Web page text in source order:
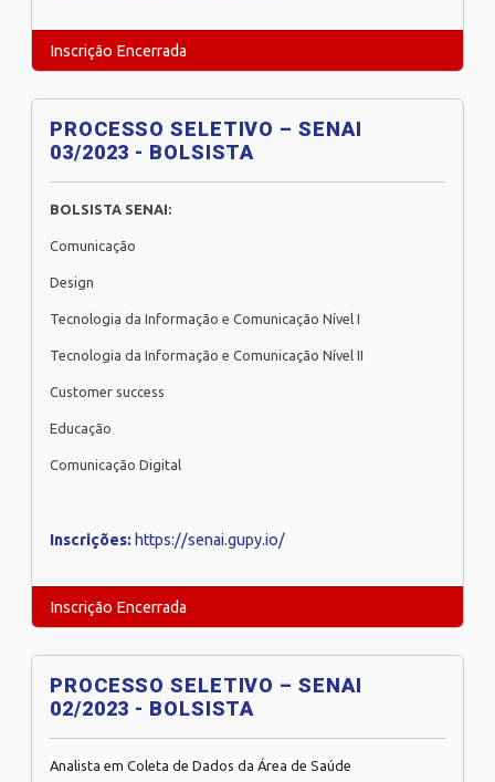
Inscrição Encerrada
PROCESSO SELETIVO – SENAI
03/2023 - BOLSISTA
BOLSISTA SENAI:
Comunicação
Design
Tecnologia da Informação e Comunicação Nível I
Tecnologia da Informação e Comunicação Nível II
Customer success
Educação
Comunicação Digital
Inscrições: https://senai.gupy.io/
Inscrição Encerrada
PROCESSO SELETIVO – SENAI
02/2023 - BOLSISTA
Analista em Coleta de Dados da Área de Saúde